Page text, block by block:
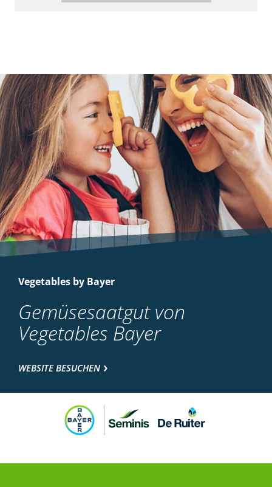
Vegetables by Bayer
Gemüsesaatgut von
Vegetables Bayer
WEBSITE BESUCHEN